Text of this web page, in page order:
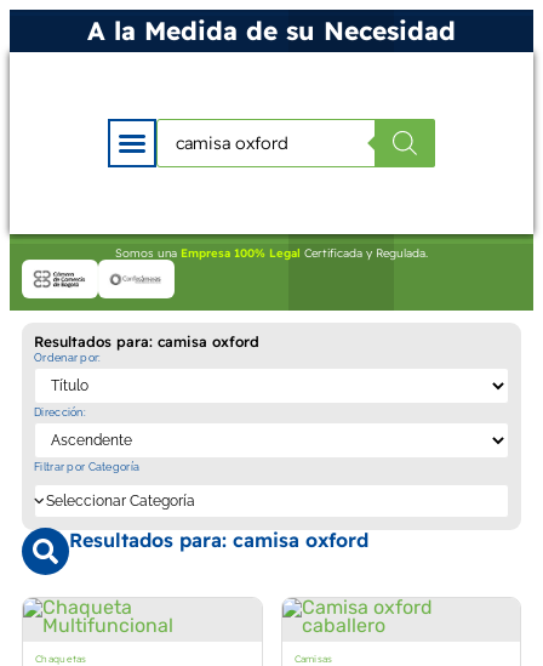
A la Medida de su Necesidad
Somos una Empresa 100% Legal Certificada y Regulada.
Resultados para: camisa oxford
Ordenar por:
Dirección:
Filtrar por Categoría
Resultados para: camisa oxford
Chaquetas Camisas